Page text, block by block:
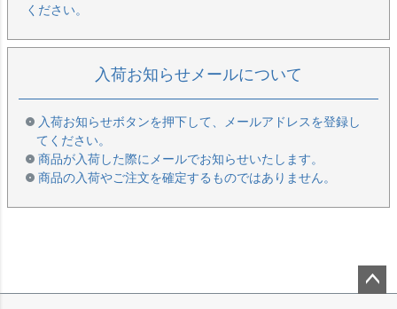
ください。
入荷お知らせメールについて
入荷お知らせボタンを押下して、メールアドレスを登録し
てください。
商品が入荷した際にメールでお知らせいたします。
商品の入荷やご注文を確定するものではありません。